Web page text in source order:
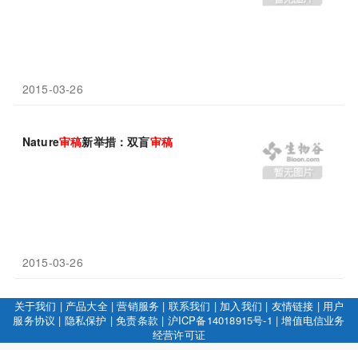
2015-03-26
Nature审稿新举措：双盲审稿
2015-03-26
关于我们 | 产品大全|营销服务 | 联系我们 | 加入我们 | 友情链接 | 用户
服务协议 | 隐私保护 |免责条款 | 沪ICP备14018915号-1 |增值电信业务
经营许可证